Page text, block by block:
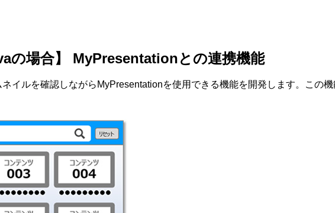
の場合】 MyPresentationとの連携機能
イルを確認しながらMyPresentationを使用できる機能を開発します。この